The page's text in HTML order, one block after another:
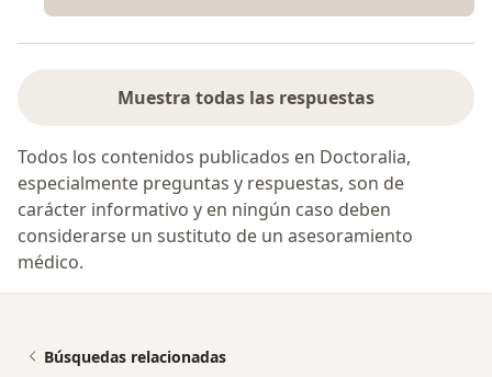
Muestra todas las respuestas
Todos los contenidos publicados en Doctoralia,
especialmente preguntas y respuestas, son de
carácter informativo y en ningún caso deben
considerarse un sustituto de un asesoramiento
médico.
Búsquedas relacionadas